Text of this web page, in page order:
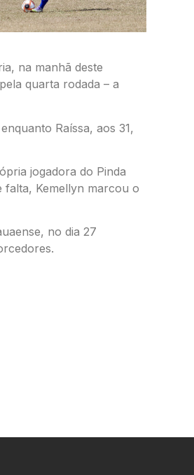
na manhã deste
quarta rodada – a
Raíssa, aos 31,
jogadora do Pinda
Kemellyn marcou o
no dia 27